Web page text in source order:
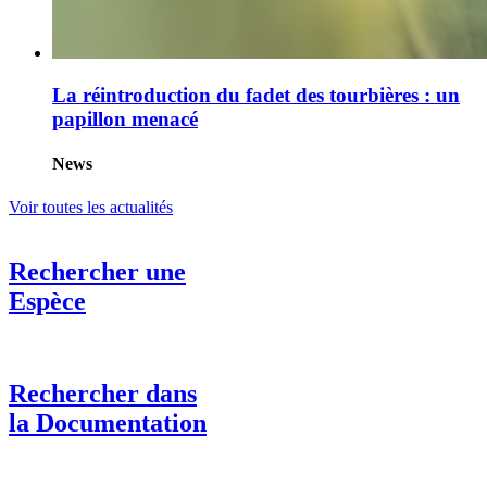
La réintroduction du fadet des tourbières : un
papillon menacé
News
Voir toutes les actualités
Rechercher une
Espèce
Rechercher dans
la Documentation